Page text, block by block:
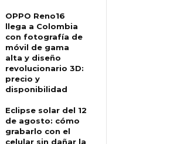
OPPO Reno16
llega a Colombia
con fotografía de
móvil de gama
alta y diseño
revolucionario 3D:
precio y
disponibilidad
Eclipse solar del 12
de agosto: cómo
grabarlo con el
celular sin dañar la